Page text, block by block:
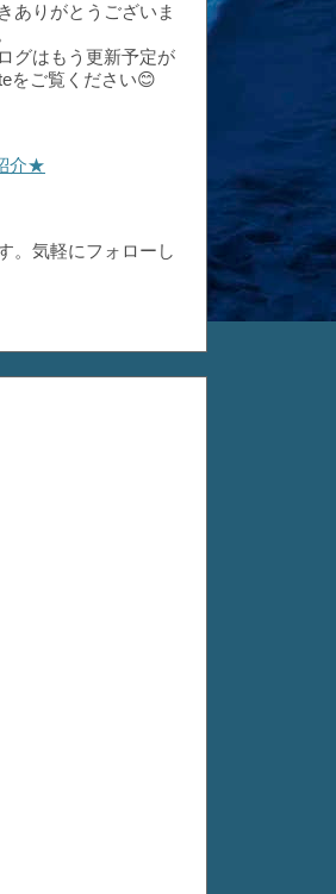
ありがとうございま
グはもう更新予定が
をご覧ください😊
介★
。気軽にフォローし